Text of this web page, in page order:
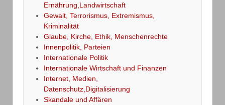
Ernährung,Landwirtschaft
Gewalt, Terrorismus, Extremismus,
Kriminalität
Glaube, Kirche, Ethik, Menschenrechte
Innenpolitik, Parteien
Internationale Politik
Internationale Wirtschaft und Finanzen
Internet, Medien,
Datenschutz,Digitalisierung
Skandale und Affären